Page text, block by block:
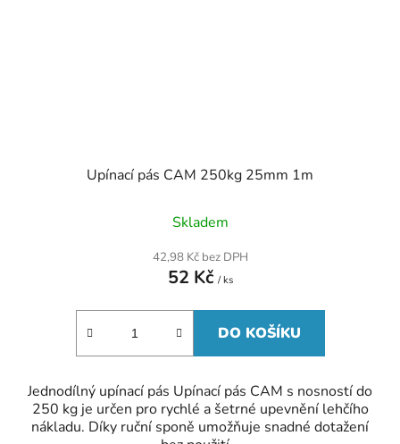
Upínací pás CAM 250kg 25mm 1m
Skladem
42,98 Kč bez DPH
52 Kč / ks
DO KOŠÍKU
Jednodílný upínací pás Upínací pás CAM s nosností do
250 kg je určen pro rychlé a šetrné upevnění lehčího
nákladu. Díky ruční sponě umožňuje snadné dotažení